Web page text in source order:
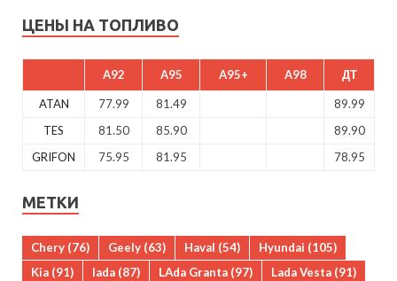
ЦЕНЫ НА ТОПЛИВО
A92 A95 A95+ A98 ДТ
ATAN 77.99 81.49
89.99
TES
81.50 85.90
89.90
GRIFON
75.95 81.95 78.95
МЕТКИ
Chery (76) Geely (63) Haval (54) Hyundai (105)
Kia (91) lada (87) LAda Granta (97) Lada Vesta (91)